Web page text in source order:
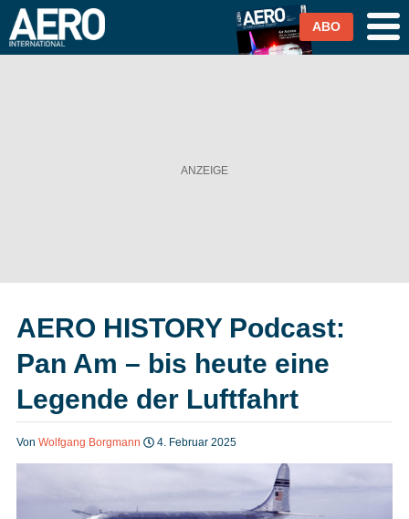
Magazin & Abo
Abo
Digitale Ausgabe
ABO
AERO HISTORY Podcast:
Pan Am – bis heute eine
Legende der Luftfahrt
Von Wolfgang Borgmann 4. Februar 2025